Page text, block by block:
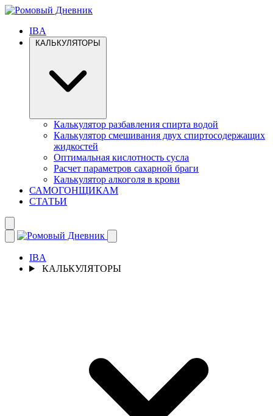
IBA
Калькулятор разбавления спирта водой
Калькулятор смешивания двух спиртосодержащих
жидкостей
Оптимальная кислотность сусла
Расчет параметров сахарной браги
Калькулятор алкоголя в крови
САМОГОНЩИКАМ
СТАТЬИ
IBA
КАЛЬКУЛЯТОРЫ